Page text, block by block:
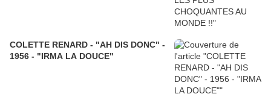
COLETTE RENARD - "AH DIS DONC" -
1956 - "IRMA LA DOUCE"